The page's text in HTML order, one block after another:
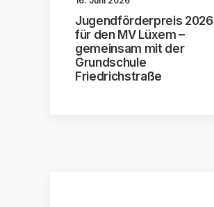
Jugendförderpreis 2026
für den MV Lüxem –
gemeinsam mit der
Grundschule
Friedrichstraße